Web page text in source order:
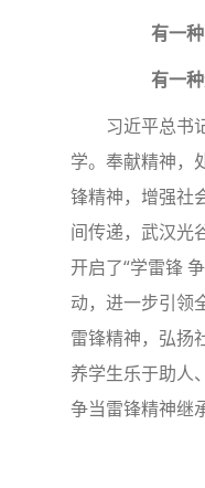
有一
有一
习近平总书
学。奉献精神，
锋精神，增强社
间传递，武汉光
开启了“学雷锋
动，进一步引领
雷锋精神，弘扬
养学生乐于助人
争当雷锋精神继